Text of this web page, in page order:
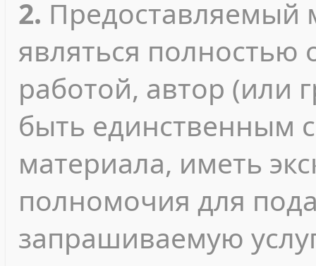
2. Предоставляемый
являться полностью
работой, автор (или
быть единственным
материала, иметь
полномочия для
запрашиваемую